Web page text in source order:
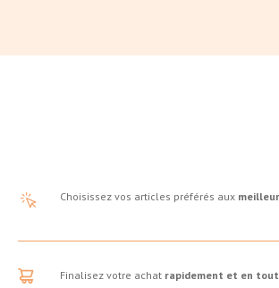
Choisissez vos articles préférés aux
Finalisez votre achat rapidement et en